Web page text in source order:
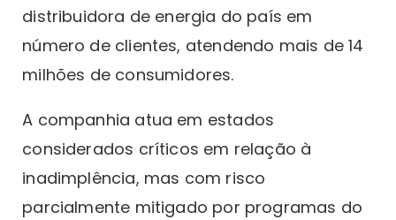
distribuidora de energia do país em
número de clientes, atendendo mais de 14
milhões de consumidores.
A companhia atua em estados
considerados críticos em relação à
inadimplência, mas com risco
parcialmente mitigado por programas do